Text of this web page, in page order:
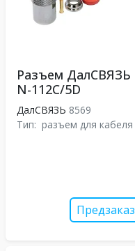
Разъем ДалСВЯЗЬ
N-112C/5D
ДалСВЯЗЬ 8569
Тип: разъем для кабеля
Предзаказ